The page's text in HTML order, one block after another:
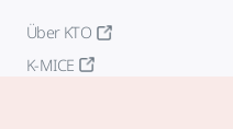
Über KTO
K-MICE